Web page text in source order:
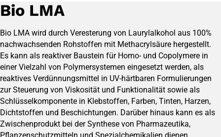
Bio LMA
Bio LMA wird durch Veresterung von Laurylalkohol aus 100%
nachwachsenden Rohstoffen mit Methacrylsäure hergestellt.
Es kann als reaktiver Baustein für Homo- und Copolymere in
einer Vielzahl von Polymersystemen eingesetzt werden, als
reaktives Verdünnungsmittel in UV-härtbaren Formulierungen
zur Steuerung von Viskosität und Funktionalität sowie als
Schlüsselkomponente in Klebstoffen, Farben, Tinten, Harzen,
Dichtstoffen und Beschichtungen. Darüber hinaus kann es als
Zwischenprodukt bei der Synthese von Pharmazeutika,